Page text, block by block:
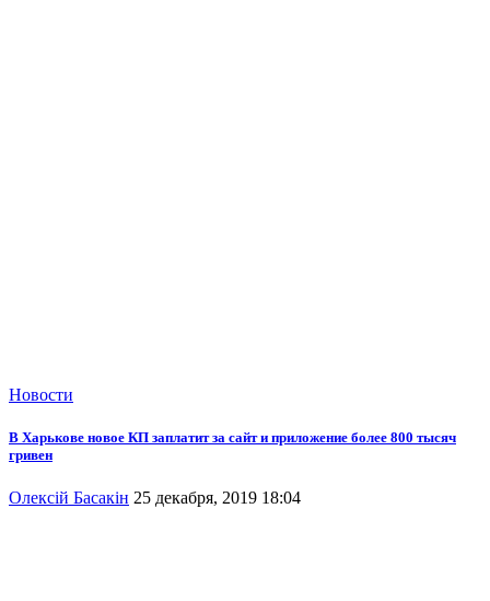
Новости
В Харькове новое КП заплатит за сайт и приложение более 800 тысяч
гривен
Олексій Басакін 25 декабря, 2019 18:04